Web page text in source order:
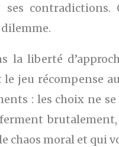
la liberté
jeu récompense
: les choix ne
chaos moral et qui